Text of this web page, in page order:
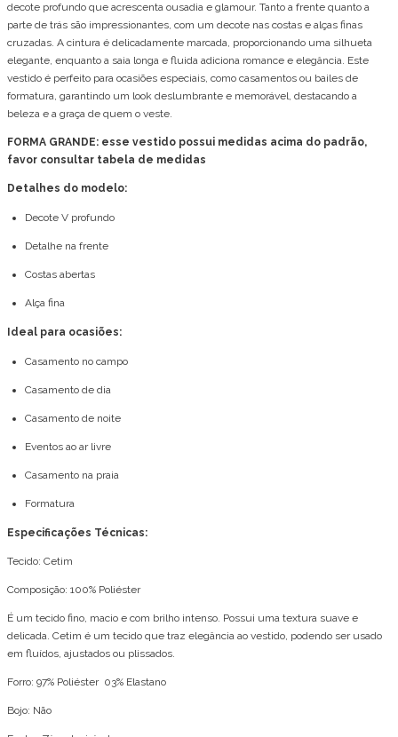
decote profundo que acrescenta ousadia e glamour. Tanto a frente quanto a
parte de trás são impressionantes, com um decote nas costas e alças finas
cruzadas. A cintura é delicadamente marcada, proporcionando uma silhueta
elegante, enquanto a saia longa e fluida adiciona romance e elegância. Este
vestido é perfeito para ocasiões especiais, como casamentos ou bailes de
formatura, garantindo um look deslumbrante e memorável, destacando a
beleza e a graça de quem o veste.
FORMA GRANDE: esse vestido possui medidas acima do padrão,
favor consultar tabela de medidas
Detalhes do modelo:
Decote V profundo
Detalhe na frente
Costas abertas
Alça fina
Ideal para ocasiões:
Casamento no campo
Casamento de dia
Casamento de noite
Eventos ao ar livre
Casamento na praia
Formatura
Especificações Técnicas:
Tecido: Cetim
Composição: 100% Poliéster
É um tecido fino, macio e com brilho intenso. Possui uma textura suave e
delicada. Cetim é um tecido que traz elegância ao vestido, podendo ser usado
em fluídos, ajustados ou plissados.
Forro: 97% Poliéster 03% Elastano
Bojo: Não